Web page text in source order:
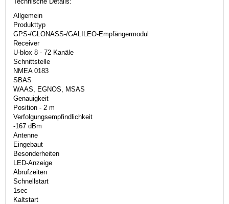
Allgemein
Produkttyp
GPS-/GLONASS-/GALILEO-Empfängermodul
Receiver
U-blox 8 - 72 Kanäle
Schnittstelle
NMEA 0183
SBAS
WAAS, EGNOS, MSAS
Genauigkeit
Position - 2 m
Verfolgungsempfindlichkeit
-167 dBm
Antenne
Eingebaut
Besonderheiten
LED-Anzeige
Abrufzeiten
Schnellstart
1sec
Kaltstart